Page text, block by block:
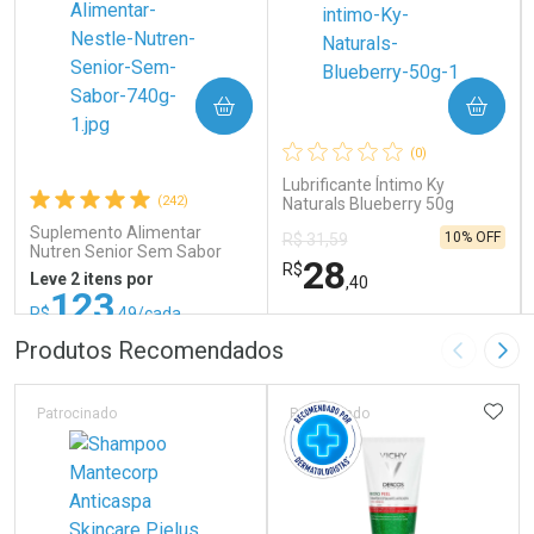
(242)
Suplemento Alimentar
Nutren Senior Sem Sabor
740g
Leve 2 itens por
R$123,49/cada
COMPRAR
FECHAR
FECHAR
Por Menos
(0)
Lubrificante Íntimo Ky
Naturals Blueberry 50g
R$ 31,59
R$28,40
10% OFF
COMPRAR
Por Menos
Produtos Recomendados Imagem
Patrocinado Patrocinado